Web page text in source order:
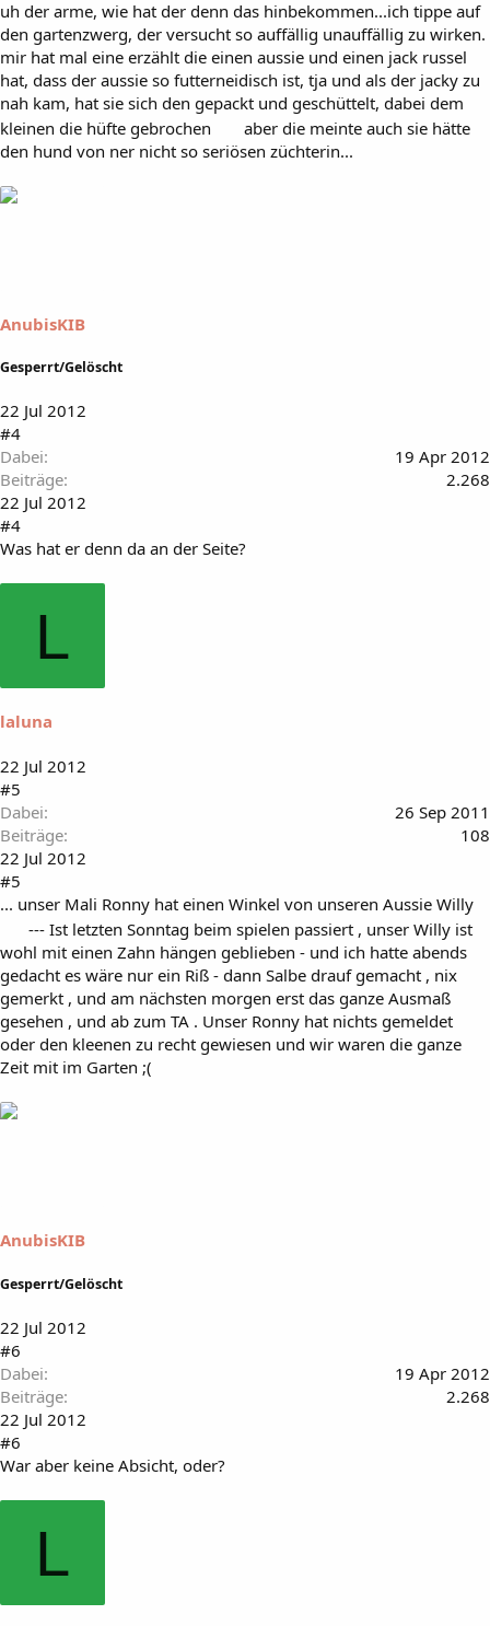
uh der arme, wie hat der denn das hinbekommen...ich tippe auf
den gartenzwerg, der versucht so auffällig unauffällig zu wirken.
mir hat mal eine erzählt die einen aussie und einen jack russel
hat, dass der aussie so futterneidisch ist, tja und als der jacky zu
nah kam, hat sie sich den gepackt und geschüttelt, dabei dem
kleinen die hüfte gebrochen
aber die meinte auch sie hätte
den hund von ner nicht so seriösen züchterin...
AnubisKIB
Gesperrt/Gelöscht
22 Jul 2012
#4
Dabei
19 Apr 2012
Beiträge
2.268
22 Jul 2012
#4
Was hat er denn da an der Seite?
L
laluna
22 Jul 2012
#5
Dabei
26 Sep 2011
Beiträge
108
22 Jul 2012
#5
... unser Mali Ronny hat einen Winkel von unseren Aussie Willy
--- Ist letzten Sonntag beim spielen passiert , unser Willy ist
wohl mit einen Zahn hängen geblieben - und ich hatte abends
gedacht es wäre nur ein Riß - dann Salbe drauf gemacht , nix
gemerkt , und am nächsten morgen erst das ganze Ausmaß
gesehen , und ab zum TA . Unser Ronny hat nichts gemeldet
oder den kleenen zu recht gewiesen und wir waren die ganze
Zeit mit im Garten ;(
AnubisKIB
Gesperrt/Gelöscht
22 Jul 2012
#6
Dabei
19 Apr 2012
Beiträge
2.268
22 Jul 2012
#6
War aber keine Absicht, oder?
L